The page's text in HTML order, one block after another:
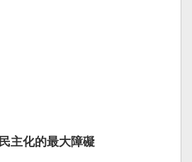
主化的最大障礙